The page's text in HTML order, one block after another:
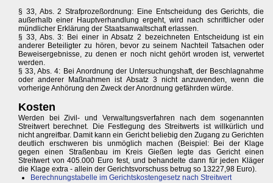
§ 33, Abs. 2 Strafprozeßordnung: Eine Entscheidung des Gerichts, die
außerhalb einer Hauptverhandlung ergeht, wird nach schriftlicher oder
mündlicher Erklärung der Staatsanwaltschaft erlassen.
§ 33, Abs. 3: Bei einer in Absatz 2 bezeichneten Entscheidung ist ein
anderer Beteiligter zu hören, bevor zu seinem Nachteil Tatsachen oder
Beweisergebnisse, zu denen er noch nicht gehört wroden ist, verwertet
werden.
§ 33, Abs. 4: Bei Anordnung der Untersuchungshaft, der Beschlagnahme
oder anderer Maßnahmen ist Absatz 3 nicht anzuwenden, wenn die
vorherige Anhörung den Zweck der Anordnung gefährden würde.
Kosten
Werden bei Zivil- und Verwaltungsverfahren nach dem sogenannten
Streitwert berechnet. Die Festlegung des Streitwerts ist willkürlich und
nicht angreifbar. Damit kann ein Gericht beliebig den Zugang zu Gerichten
deutlich erschweren bis unmöglich machen (Beispiel: Bei der Klage
gegen einen Straßenbau im Kreis Gießen legte das Gericht einen
Streitwert von 405.000 Euro fest, und behandelte dann für jeden Kläger
die Klage extra - allein der Gerichtsvorschuss betrug so 13227,98 Euro).
Berechnungstabelle im Gerichtskostengesetz nach Streitwert